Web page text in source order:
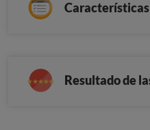
Características
Resultado de